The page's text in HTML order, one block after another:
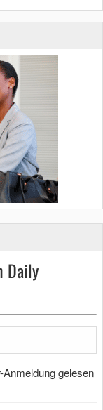
Daily
gelesen